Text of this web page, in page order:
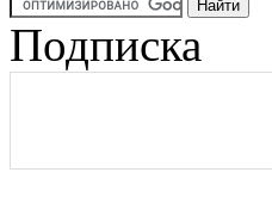
Подписка